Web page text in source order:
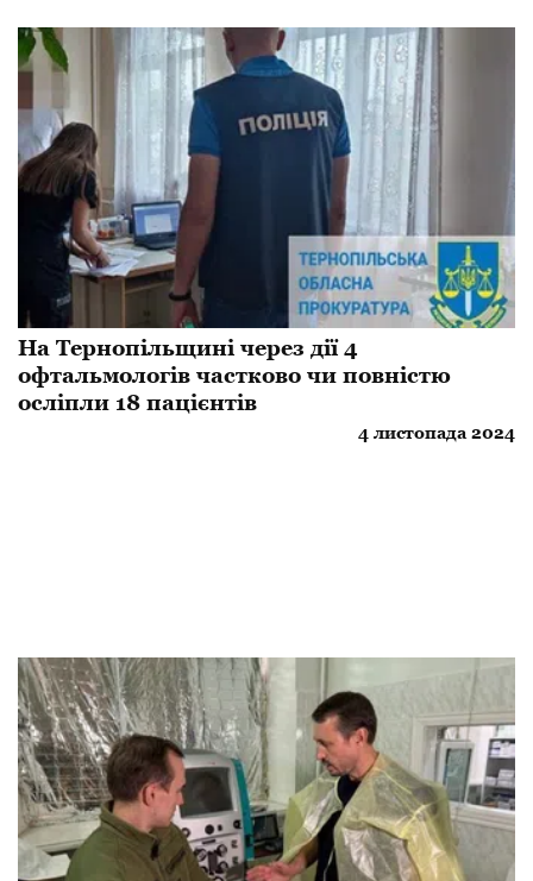
На Тернопільщині через дії 4
офтальмологів частково чи повністю
осліпли 18 пацієнтів
4 листопада 2024